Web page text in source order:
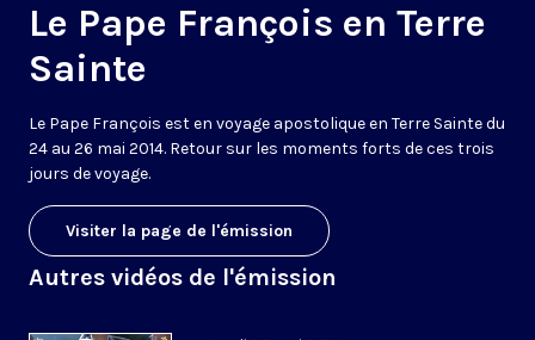
Le Pape François en Terre
Sainte
Le Pape François est en voyage apostolique en Terre Sainte du
24 au 26 mai 2014. Retour sur les moments forts de ces trois
jours de voyage.
Visiter la page de l'émission
Autres vidéos de l'émission